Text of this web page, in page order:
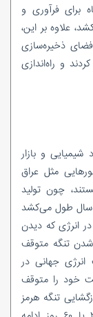
برای فرآوری و
علاوه بر این،
فضای ذخیره‌سازی
و راه‌اندازی
شیمیایی و بازار
مثل عراق
چون تولید
طول می‌کشد
انرژی که دیدن
تنگه متوقف
جهانی در
خود را متوقف
تنگه هرمز